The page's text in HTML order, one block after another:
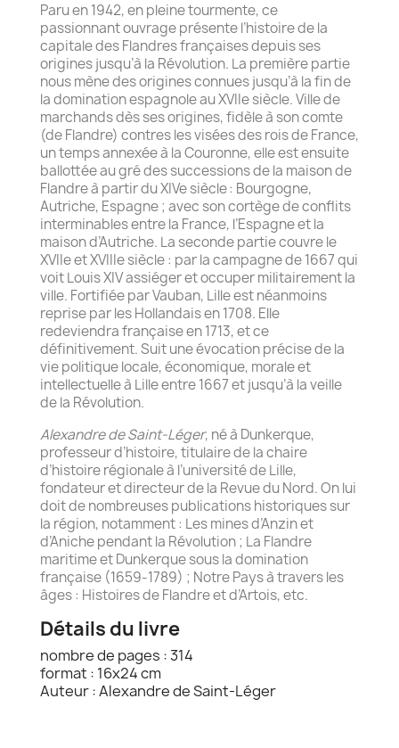
Paru en 1942, en pleine tourmente, ce
passionnant ouvrage présente l’histoire de la
capitale des Flandres françaises depuis ses
origines jusqu’à la Révolution. La première partie
nous mène des origines connues jusqu’à la fin de
la domination espagnole au XVIIe siècle. Ville de
marchands dès ses origines, fidèle à son comte
(de Flandre) contres les visées des rois de France,
un temps annexée à la Couronne, elle est ensuite
ballottée au gré des successions de la maison de
Flandre à partir du XIVe siècle : Bourgogne,
Autriche, Espagne ; avec son cortège de conflits
interminables entre la France, l’Espagne et la
maison d’Autriche. La seconde partie couvre le
XVIIe et XVIIIe siècle : par la campagne de 1667 qui
voit Louis XIV assiéger et occuper militairement la
ville. Fortifiée par Vauban, Lille est néanmoins
reprise par les Hollandais en 1708. Elle
redeviendra française en 1713, et ce
définitivement. Suit une évocation précise de la
vie politique locale, économique, morale et
intellectuelle à Lille entre 1667 et jusqu’à la veille
de la Révolution.
Alexandre de Saint-Léger, né à Dunkerque,
professeur d’histoire, titulaire de la chaire
d’histoire régionale à l’université de Lille,
fondateur et directeur de la Revue du Nord. On lui
doit de nombreuses publications historiques sur
la région, notamment : Les mines d’Anzin et
d’Aniche pendant la Révolution ; La Flandre
maritime et Dunkerque sous la domination
française (1659-1789) ; Notre Pays à travers les
âges : Histoires de Flandre et d’Artois, etc.
Détails du livre
nombre de pages : 314
format : 16x24 cm
Auteur : Alexandre de Saint-Léger